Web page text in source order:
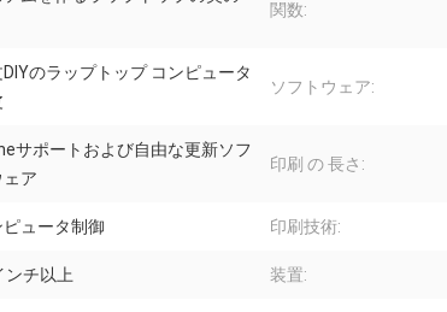
関数:
のラップトップ コンピュータ
ソフトウェア:
サポートおよび自由な更新ソフ
ェア
印刷 の 長さ:
ピュータ制御 印刷技術:
ンチ以上 装置: